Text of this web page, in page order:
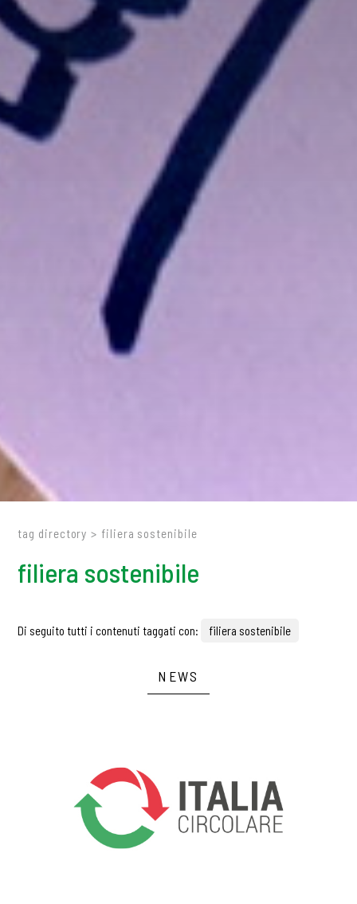
tag directory > filiera sostenibile
filiera sostenibile
Di seguito tutti i contenuti taggati con: filiera sostenibile
NEWS